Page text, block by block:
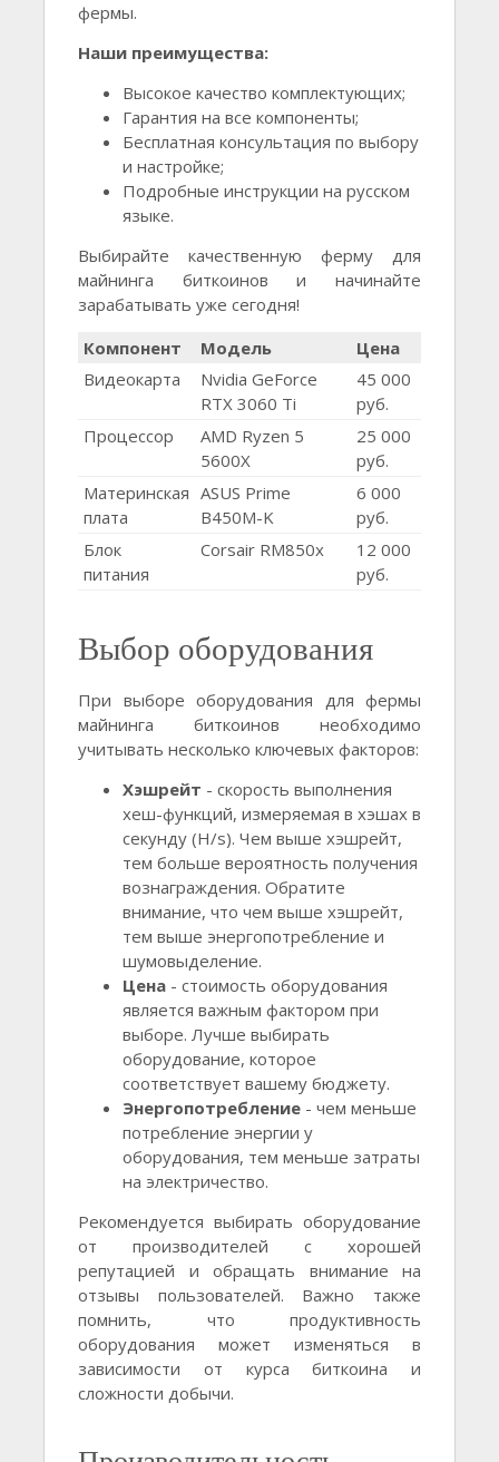
фермы.
Наши преимущества:
Высокое качество комплектующих;
Гарантия на все компоненты;
Бесплатная консультация по выбору
и настройке;
Подробные инструкции на русском
языке.
Выбирайте качественную ферму для
майнинга биткоинов и начинайте
зарабатывать уже сегодня!
Компонент
Модель
Цена
Видеокарта
Nvidia GeForce
RTX 3060 Ti
45 000
руб.
Процессор
AMD Ryzen 5
5600X
25 000
руб.
Материнская
плата
ASUS Prime
B450M-K
6 000
руб.
Блок
питания
Corsair RM850x
12 000
руб.
Выбор оборудования
При выборе оборудования для фермы
майнинга биткоинов необходимо
учитывать несколько ключевых факторов:
Хэшрейт - скорость выполнения
хеш-функций, измеряемая в хэшах в
секунду (H/s). Чем выше хэшрейт,
тем больше вероятность получения
вознаграждения. Обратите
внимание, что чем выше хэшрейт,
тем выше энергопотребление и
шумовыделение.
Цена - стоимость оборудования
является важным фактором при
выборе. Лучше выбирать
оборудование, которое
соответствует вашему бюджету.
Энергопотребление - чем меньше
потребление энергии у
оборудования, тем меньше затраты
на электричество.
Рекомендуется выбирать оборудование
от производителей с хорошей
репутацией и обращать внимание на
отзывы пользователей. Важно также
помнить, что продуктивность
оборудования может изменяться в
зависимости от курса биткоина и
сложности добычи.